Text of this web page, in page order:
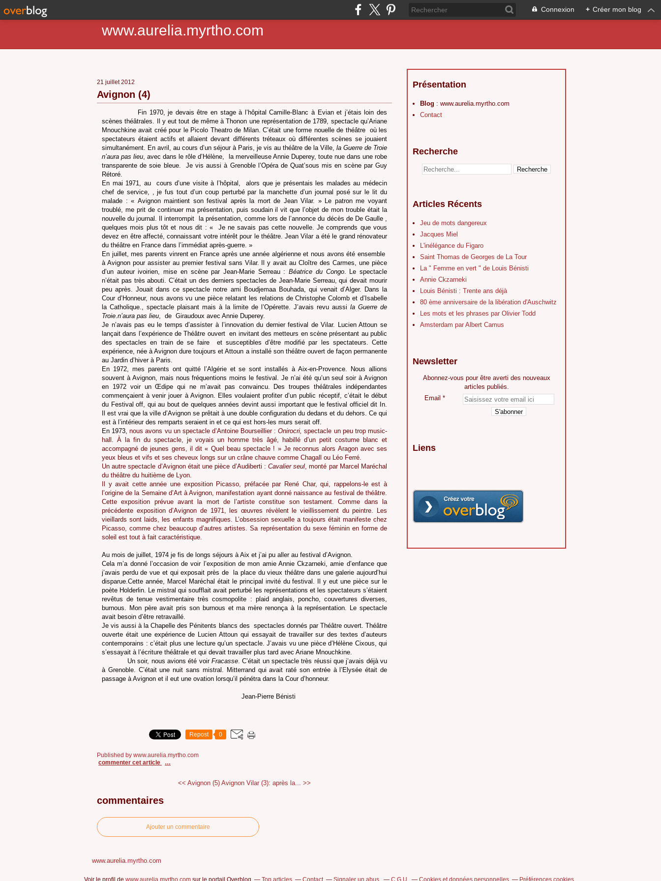
Connexion + Créer mon blog
www.aurelia.myrtho.com
21 juillet 2012
Avignon (4)
Fin 1970, je devais être en stage à l’hôpital Camille-Blanc à Evian et j’étais loin des
scènes théâtrales. Il y eut tout de même à Thonon une représentation de 1789, spectacle qu’Ariane
Mnouchkine avait créé pour le Picolo Theatro de Milan. C’était une forme nouelle de théâtre
où les
spectateurs étaient actifs et allaient devant différents tréteaux où différentes scènes se jouaient
simultanément. En avril, au cours d’un séjour à Paris, je vis au théâtre de la Ville, la Guerre de Troie
n’aura pas lieu, avec dans le rôle d’Hélène,
la merveilleuse Annie Duperey, toute nue dans une robe
transparente de soie bleue.
Je vis aussi à Grenoble l’Opéra de Quat’sous mis en scène par Guy
Rétoré.
En mai 1971, au
cours d’une visite à l’hôpital,
alors que je présentais les malades au médecin
chef de service, , je fus tout d’un coup perturbé par la manchette d’un journal posé sur le lit du
malade : « Avignon maintient son festival après la mort de Jean Vilar. » Le patron me voyant
troublé, me prit de continuer ma présentation, puis soudain il vit que l’objet de mon trouble était la
nouvelle du journal. Il interrompit
la présentation, comme lors de l’annonce du décès de De Gaulle ,
quelques mois plus tôt et nous dit : « Je ne savais pas cette nouvelle. Je comprends que vous
devez en être affecté, connaissant votre intérêt pour le théâtre. Jean Vilar a été le grand rénovateur
du théâtre en France dans l’immédiat après-guerre. »
En juillet, mes parents vinrent en France après une année algérienne et nous avons été ensemble
à Avignon pour assister au premier festival sans Vilar. Il y avait au Cloître des Carmes, une pièce
d’un auteur ivoirien, mise en scène par Jean-Marie Serreau :Béatrice du Congo. Le spectacle
n’était pas très abouti. C’était un des derniers spectacles de Jean-Marie Serreau, qui devait mourir
peu après. Jouait dans ce spectacle notre ami Boudjemaa Bouhada, qui venait d’Alger. Dans la
Cour d’Honneur, nous avons vu une pièce relatant les relations de Christophe Colomb et d’Isabelle
la Catholique., spectacle plaisant mais à la limite de l’Opérette. J’avais revu aussi la Guerre de
Troie.n’aura pas lieu, de Giraudoux avec Annie Duperey.
Je n’avais pas eu le temps d’assister à l’innovation du dernier festival de Vilar. Lucien Attoun se
lançait dans l’expérience de Théâtre ouvert en invitant des metteurs en scène présentant au public
des spectacles en train de se faire
et susceptibles d’être modifié par les spectateurs. Cette
expérience, née à Avignon dure toujours et Attoun a installé son théâtre ouvert de façon permanente
au Jardin d’hiver à Paris.
En 1972, mes parents ont quitté l’Algérie et se sont installés à Aix-en-Provence. Nous allions
souvent à Avignon, mais nous fréquentions moins le festival. Je n’ai été qu’un seul soir à Avignon
en 1972 voir un Œdipe qui ne m’avait pas convaincu. Des troupes théâtrales indépendantes
commençaient à venir jouer à Avignon. Elles voulaient profiter d’un public réceptif, c’était le début
du Festival off, qui au bout de quelques années devint aussi important que le festival officiel dit In.
Il est vrai que la ville d’Avignon se prêtait à une double configuration du dedans et du dehors. Ce qui
est à l’intérieur des remparts seraient in et ce qui est hors-les murs serait off.
En 1973, nous avons vu un spectacle d’Antoine Bourseillier :Onirocri, spectacle un peu trop music-
hall. À la fin du spectacle, je voyais un homme très âgé, habillé d’un petit costume blanc et
accompagné de jeunes gens, il dit « Quel beau spectacle ! » Je reconnus alors Aragon avec ses
yeux bleus et vifs et ses cheveux longs sur un crâne chauve comme Chagall ou Léo Ferré.
Un autre spectacle d’Avignon était une pièce d’Audiberti : Cavalier seul, monté par Marcel Maréchal
du théâtre du huitième de Lyon.
Il y avait cette année une exposition Picasso, préfacée par René Char, qui, rappelons-le est à
l’origine de la Semaine d’Art à Avignon, manifestation ayant donné naissance au festival de théâtre.
Cette exposition prévue avant la mort de l’artiste constitue son testament. Comme dans la
précédente exposition d’Avignon de 1971, les œuvres révèlent le vieillissement du peintre. Les
vieillards sont laids, les enfants magnifiques. L’obsession sexuelle a toujours était manifeste chez
Picasso, comme chez beaucoup d’autres artistes. Sa représentation du sexe féminin en forme de
soleil est tout à fait caractéristique.
Au mois de juillet, 1974 je fis de longs séjours à Aix et j’ai pu aller au festival d’Avignon.
Cela m’a donné l’occasion de voir l’exposition de mon amie Annie Ckzarneki, amie d’enfance que
j’avais perdu de vue et qui exposait près de
la place du vieux théâtre dans une galerie aujourd’hui
disparue.Cette année, Marcel Maréchal était le principal invité du festival. Il y eut une pièce sur le
poète Holderlin. Le mistral qui soufflait avait perturbé les représentations et les spectateurs s’étaient
revêtus de tenue vestimentaire très cosmopolite : plaid anglais, poncho, couvertures diverses,
burnous. Mon père avait pris son burnous et ma mère renonça à la représentation. Le spectacle
avait besoin d’être retravaillé.
Je vis aussi à la Chapelle des Pénitents blancs des spectacles donnés par Théâtre ouvert. Théâtre
ouverte était une expérience de Lucien Attoun qui essayait de travailler sur des textes d’auteurs
contemporains : c’était plus une lecture qu’un spectacle. J’avais vu une pièce d’Hélène Cixous, qui
s’essayait à l’écriture théâtrale et qui devait travailler plus tard avec Ariane Mnouchkine.
Un soir, nous avions été voirFracasse. C’était un spectacle très réussi que j’avais déjà vu
à Grenoble. C’était une nuit sans mistral. Mitterrand qui avait raté son entrée à l’Elysée était de
passage à Avignon et il eut une ovation lorsqu’il pénétra dans la Cour d’honneur.
Jean-Pierre Bénisti
Repost 0
Published by www.aurelia.myrtho.com
commenter cet article
…
<< Avignon (5) Avignon Vilar (3): après la... >>
commentaires
Ajouter un commentaire
Présentation
Blog : www.aurelia.myrtho.com
Contact
Recherche
Articles Récents
Jeu de mots dangereux
Jacques Miel
L'inélégance du Figaro
Saint Thomas de Georges de La Tour
La " Femme en vert " de Louis Bénisti
Annie Ckzarneki
Louis Bénisti : Trente ans déjà
80 ème anniversaire de la libération d'Auschwitz
Les mots et les phrases par Olivier Todd
Amsterdam par Albert Camus
Newsletter
Abonnez-vous pour être averti des nouveaux
articles publiés.
Email
Liens
www.aurelia.myrtho.com
Voir le profil de www.aurelia.myrtho.com sur le portail Overblog Top articles Contact Signaler un abus C.G.U. Cookies et données personnelles Préférences cookies